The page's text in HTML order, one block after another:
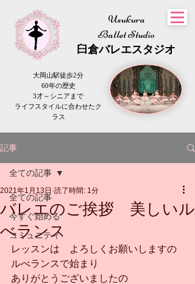
Usukura
Ballet Studio
​臼倉バレエスタジオ
大岡山駅徒歩2分
60年の歴史
3才～シニアまで
​ライフスタイルに合わせたク
ラス
記事
全ての記事
今すぐ始める
コミュニティ
全ての記事
バレエのご挨拶 美しいル
べランス
2021年1月13日 読了時間: 1分
レッスンは　よろしくお願いしますの
ルべランスで始まり
ありがとうございましたの